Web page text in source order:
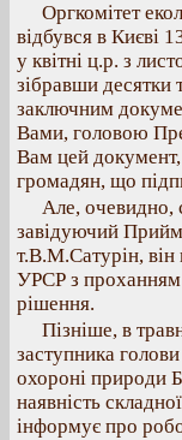
Оргкомітет
відбувся в Києві
у квітні ц.р. з
зібравши десятки
заключним
Вами, головою
Вам цей документ,
громадян, що
Але, очевидно,
завідуючий
т.В.М.Сатурін, він
УРСР з проханням
рішення.
Пізніше, в
заступника
охороні природи
наявність
інформує про